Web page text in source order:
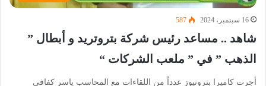
16 سبتمبر، 2024 587
شاهد .. مساعد رئيس شركة بتروتريد و أبطال ”
الذهب ” في ” ملعب الشركات “
أجرت كاميرا بترونيوز عدداً من اللقاءات مع المحاسب ياسر كفافي